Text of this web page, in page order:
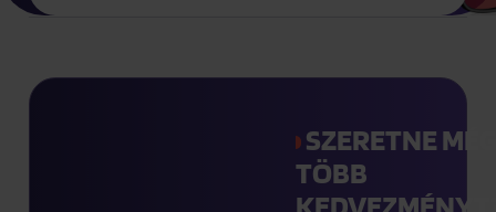
SZERETNE MÉG
TÖBB